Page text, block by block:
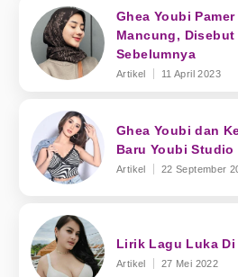
Ghea Youbi
Mancung,
Sebelumnya
Artikel 11 April 2023
Ghea Youbi dan
Baru Youbi Studio
Artikel 22 September
Lirik Lagu Luka
Artikel 27 Mei 2022